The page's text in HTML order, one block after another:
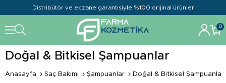
Distribütör ve eczane garantisiyle %100 orijinal ürünler
0
Doğal & Bitkisel Şampuanlar
Anasayfa Saç Bakımı Şampuanlar Doğal & Bitkisel Şampuanlar